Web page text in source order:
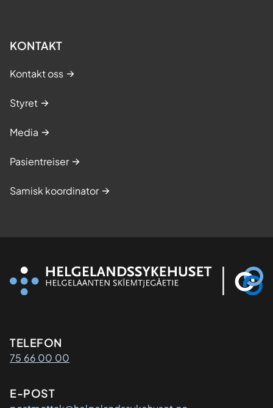
KONTAKT
Kontakt oss
Styret
Media
Pasientreiser
Samisk koordinator
Kontaktinformasjon
TELEFON
75 66 00 00
E-POST